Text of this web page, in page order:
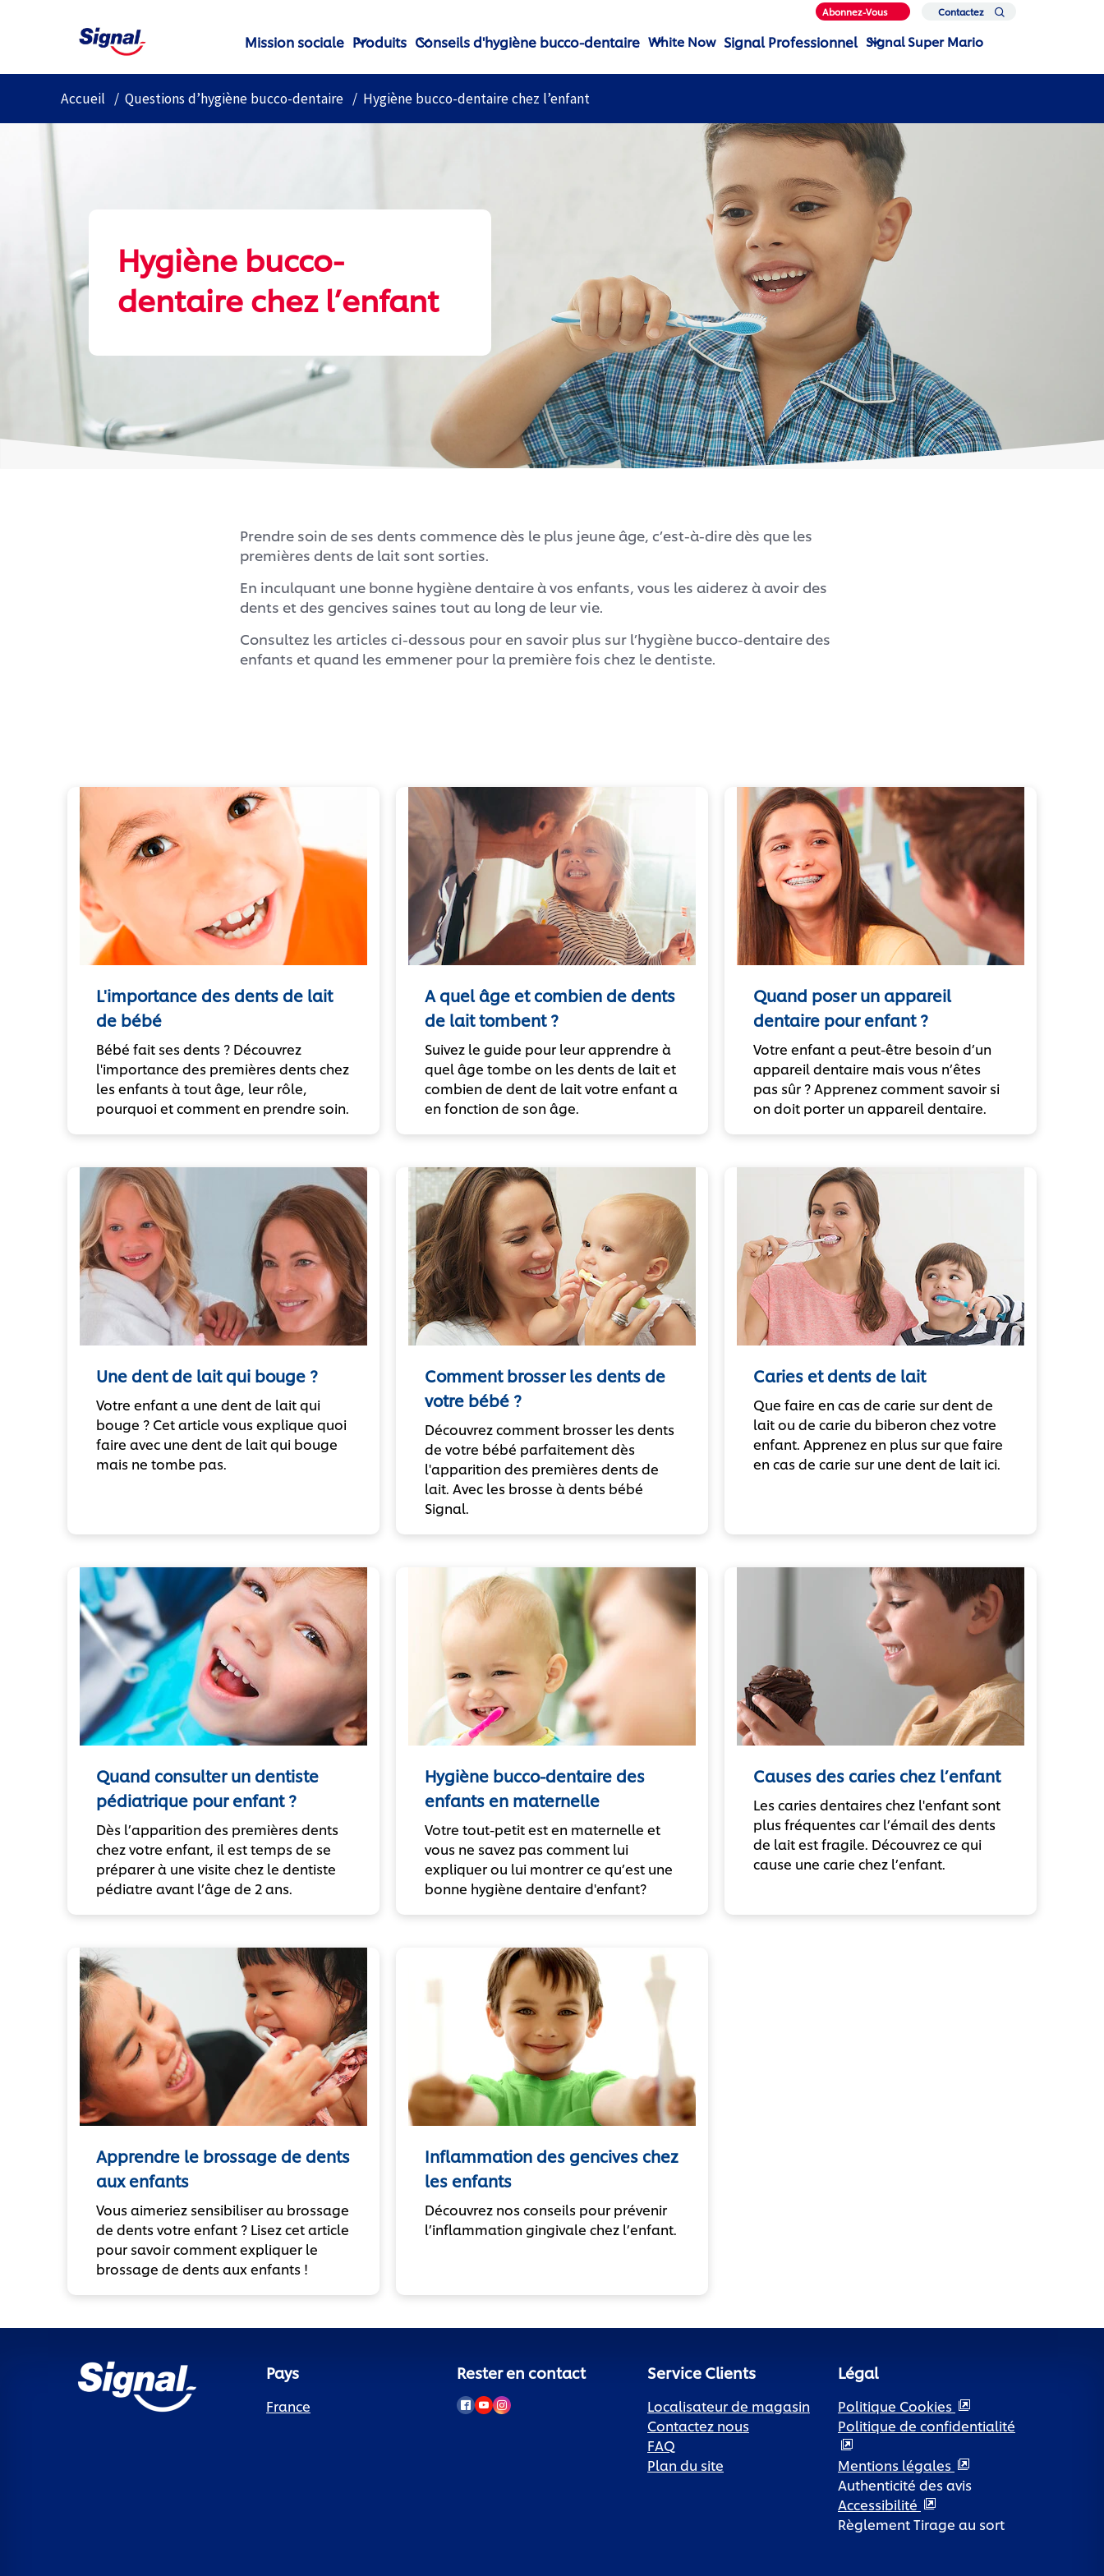
Abonnez-Vous
Contactez
Mission sociale Produits Conseils d'hygiène bucco-dentaire White Now Signal Professionnel Signal Super Mario
Accueil Questions d’hygiène bucco-dentaire Hygiène bucco-dentaire chez l’enfant
Hygiène bucco-
dentaire chez l’enfant
Prendre soin de ses dents commence dès le plus jeune âge, c’est-à-dire dès que les
premières dents de lait sont sorties.
En inculquant une bonne hygiène dentaire à vos enfants, vous les aiderez à avoir des
dents et des gencives saines tout au long de leur vie.
Consultez les articles ci-dessous pour en savoir plus sur l’hygiène bucco-dentaire des
enfants et quand les emmener pour la première fois chez le dentiste.
L'importance des dents de lait
de bébé
Bébé fait ses dents ? Découvrez
l'importance des premières dents chez
les enfants à tout âge, leur rôle,
pourquoi et comment en prendre soin.
A quel âge et combien de dents
de lait tombent ?
Suivez le guide pour leur apprendre à
quel âge tombe on les dents de lait et
combien de dent de lait votre enfant a
en fonction de son âge.
Quand poser un appareil
dentaire pour enfant ?
Votre enfant a peut-être besoin d’un
appareil dentaire mais vous n’êtes
pas sûr ? Apprenez comment savoir si
on doit porter un appareil dentaire.
Une dent de lait qui bouge ?
Votre enfant a une dent de lait qui
bouge ? Cet article vous explique quoi
faire avec une dent de lait qui bouge
mais ne tombe pas.
Comment brosser les dents de
votre bébé ?
Découvrez comment brosser les dents
de votre bébé parfaitement dès
l'apparition des premières dents de
lait. Avec les brosse à dents bébé
Signal.
Caries et dents de lait
Que faire en cas de carie sur dent de
lait ou de carie du biberon chez votre
enfant. Apprenez en plus sur que faire
en cas de carie sur une dent de lait ici.
Quand consulter un dentiste
pédiatrique pour enfant ?
Dès l’apparition des premières dents
chez votre enfant, il est temps de se
préparer à une visite chez le dentiste
pédiatre avant l’âge de 2 ans.
Hygiène bucco-dentaire des
enfants en maternelle
Votre tout-petit est en maternelle et
vous ne savez pas comment lui
expliquer ou lui montrer ce qu’est une
bonne hygiène dentaire d'enfant?
Causes des caries chez l’enfant
Les caries dentaires chez l'enfant sont
plus fréquentes car l’émail des dents
de lait est fragile. Découvrez ce qui
cause une carie chez l’enfant.
Apprendre le brossage de dents
aux enfants
Vous aimeriez sensibiliser au brossage
de dents votre enfant ? Lisez cet article
pour savoir comment expliquer le
brossage de dents aux enfants !
Inflammation des gencives chez
les enfants
Découvrez nos conseils pour prévenir
l’inflammation gingivale chez l’enfant.
Rester en contact Service Clients
Localisateur de magasin
Contactez nous
FAQ
Plan du site
Légal
Politique Cookies
Politique de confidentialité
Paramètres des cookies
Mentions légales
Authenticité des avis
Accessibilité
Pays
France